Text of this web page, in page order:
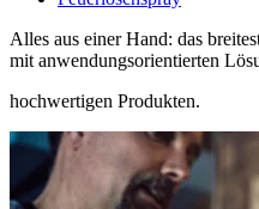
Alles aus einer Hand: das
mit anwendungsorientierten
hochwertigen Produkten.